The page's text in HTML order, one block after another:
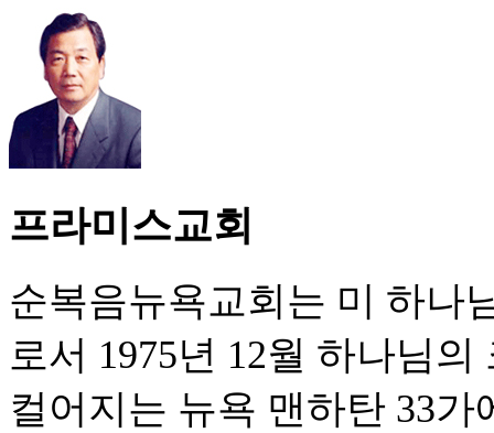
프라미스교회
순복음뉴욕교회는 미 하나
로서 1975년 12월 하나님
컬어지는 뉴욕 맨하탄 33가